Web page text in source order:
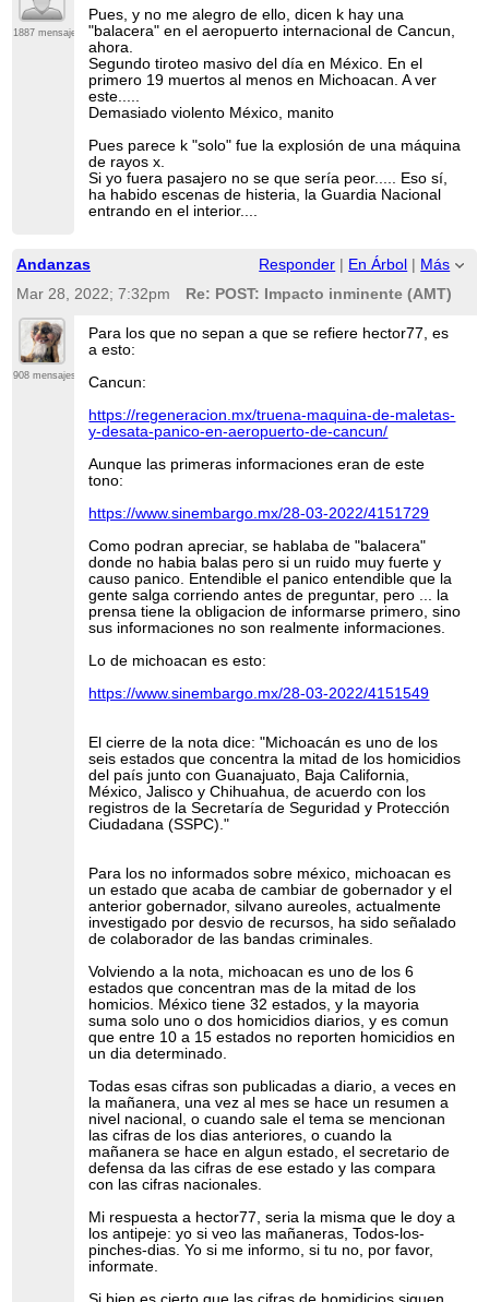
1887 mensajes
Pues, y no me alegro de ello, dicen k hay una
"balacera" en el aeropuerto internacional de Cancun,
ahora.
Segundo tiroteo masivo del día en México. En el
primero 19 muertos al menos en Michoacan. A ver
este.....
Demasiado violento México, manito
Pues parece k "solo" fue la explosión de una máquina
de rayos x.
Si yo fuera pasajero no se que sería peor..... Eso sí,
ha habido escenas de histeria, la Guardia Nacional
entrando en el interior....
Andanzas Responder En Árbol
Más
Mar 28, 2022; 7:32pm
Re: POST: Impacto inminente (AMT)
908 mensajes
Para los que no sepan a que se refiere hector77, es
a esto:
Cancun:
https://regeneracion.mx/truena-maquina-de-maletas-
y-desata-panico-en-aeropuerto-de-cancun/
Aunque las primeras informaciones eran de este
tono:
https://www.sinembargo.mx/28-03-2022/4151729
Como podran apreciar, se hablaba de "balacera"
donde no habia balas pero si un ruido muy fuerte y
causo panico. Entendible el panico entendible que la
gente salga corriendo antes de preguntar, pero ... la
prensa tiene la obligacion de informarse primero, sino
sus informaciones no son realmente informaciones.
Lo de michoacan es esto:
https://www.sinembargo.mx/28-03-2022/4151549
El cierre de la nota dice: "Michoacán es uno de los
seis estados que concentra la mitad de los homicidios
del país junto con Guanajuato, Baja California,
México, Jalisco y Chihuahua, de acuerdo con los
registros de la Secretaría de Seguridad y Protección
Ciudadana (SSPC)."
Para los no informados sobre méxico, michoacan es
un estado que acaba de cambiar de gobernador y el
anterior gobernador, silvano aureoles, actualmente
investigado por desvio de recursos, ha sido señalado
de colaborador de las bandas criminales.
Volviendo a la nota, michoacan es uno de los 6
estados que concentran mas de la mitad de los
homicios. México tiene 32 estados, y la mayoria
suma solo uno o dos homicidios diarios, y es comun
que entre 10 a 15 estados no reporten homicidios en
un dia determinado.
Todas esas cifras son publicadas a diario, a veces en
la mañanera, una vez al mes se hace un resumen a
nivel nacional, o cuando sale el tema se mencionan
las cifras de los dias anteriores, o cuando la
mañanera se hace en algun estado, el secretario de
defensa da las cifras de ese estado y las compara
con las cifras nacionales.
Mi respuesta a hector77, seria la misma que le doy a
los antipeje: yo si veo las mañaneras, Todos-los-
pinches-dias. Yo si me informo, si tu no, por favor,
informate.